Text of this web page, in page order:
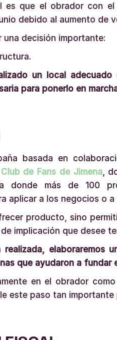
es que el obrador con
debido al aumento de
una decisión importante:
un local
para ponerlo en
basada en
Club de Fans de Jimena,
donde más de 100
aplicar a los negocios o a
producto, sino
implicación que desee
elaboraremos
que ayudaron a fundar
en el obrador
este paso tan